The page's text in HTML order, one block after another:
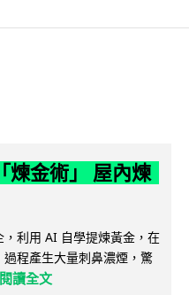
煉金術」 屋內煉
利用 AI 自學提煉黃金，在
程產生大量刺鼻濃煙，驚
閱讀全文